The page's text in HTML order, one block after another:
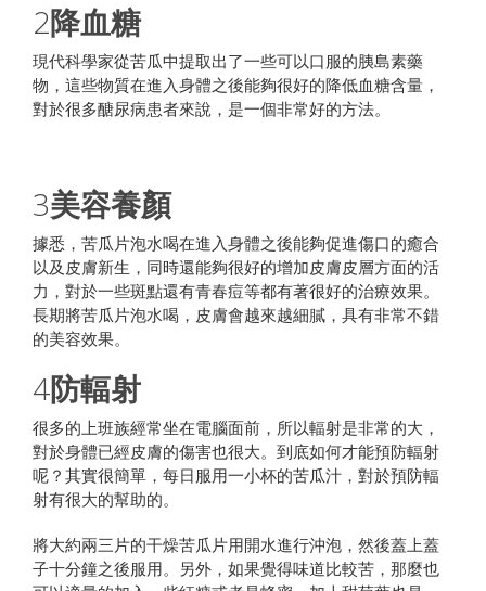
2降血糖
現代科學家從苦瓜中提取出了一些可以口服的胰島素藥
物，這些物質在進入身體之後能夠很好的降低血糖含量，
對於很多醣尿病患者來說，是一個非常好的方法。
3美容養顏
據悉，苦瓜片泡水喝在進入身體之後能夠促進傷口的癒合
以及皮膚新生，同時還能夠很好的增加皮膚皮層方面的活
力，對於一些斑點還有青春痘等都有著很好的治療效果。
長期將苦瓜片泡水喝，皮膚會越來越細膩，具有非常不錯
的美容效果。
4防輻射
很多的上班族經常坐在電腦面前，所以輻射是非常的大，
對於身體已經皮膚的傷害也很大。到底如何才能預防輻射
呢？其實很簡單，每日服用一小杯的苦瓜汁，對於預防輻
射有很大的幫助的。
將大約兩三片的干燥苦瓜片用開水進行沖泡，然後蓋上蓋
子十分鐘之後服用。另外，如果覺得味道比較苦，那麼也